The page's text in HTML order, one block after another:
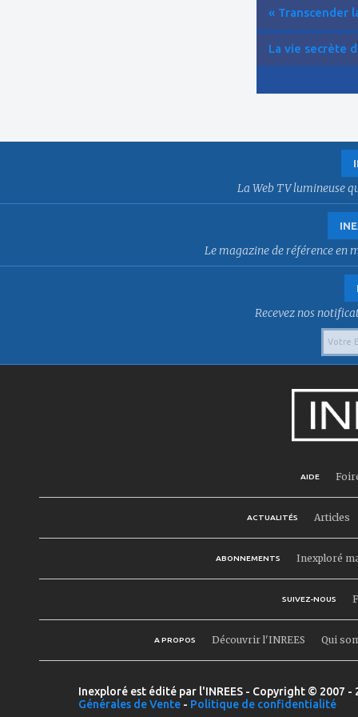
« Transcender
La vie secrète
La Web TV lumineuse
Le magazine de référence en
Recevez nos
AIDE
ACTUALITÉS Articles
ABONNEMENTS Inexploré
SUIVEZ-NOUS
A PROPOS Découvrir l'INREES Qui
Inexploré est édité par l'INREES - Copyright © 2007
Générales de Vente - Politique de confidentialité